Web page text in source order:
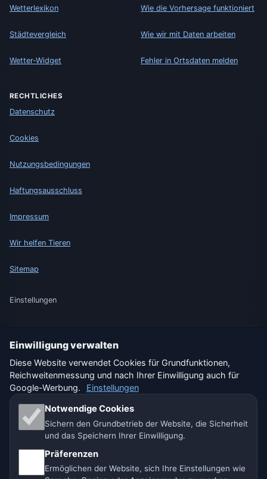
Wetterlexikon
Städtevergleich
Wetter-Widget
Wie die Vorhersage funktioniert
Wie wir mit Daten arbeiten
Fehler in Ortsdaten melden
RECHTLICHES
Datenschutz
Cookies
Nutzungsbedingungen
Haftungsausschluss
Impressum
Wir helfen Tieren
Sitemap
Einstellungen
🇩🇪 Wetter Deutschland
🇨🇭 Wetter Schweiz
Unsere Wetterseiten:
🇨🇿 Tschechien 🇭🇷 Kroatien 🇧🇬 Bulgarien
🇩🇪🇦🇹🇨🇭 Deutschland / Österreich / Schweiz
🌎 Lateinamerika und Spanien 🇮🇳 Süd- und Südostasien
Einwilligung verwalten
Diese Website verwendet Cookies für Grundfunktionen,
Reichweitenmessung und nach Ihrer Einwilligung auch für
Google-Werbung.
Einstellungen
Notwendige Cookies
Sichern den Grundbetrieb der Website, die Sicherheit
und das Speichern Ihrer Einwilligung.
Präferenzen
Ermöglichen der Website, sich Ihre Einstellungen wie